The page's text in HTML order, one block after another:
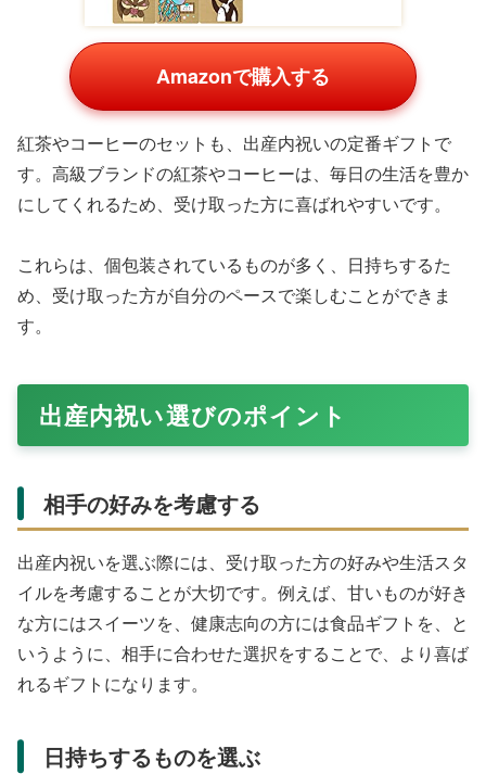
Amazonで購入する
紅茶やコーヒーのセットも、出産内祝いの定番ギフトで
す。高級ブランドの紅茶やコーヒーは、毎日の生活を豊か
にしてくれるため、受け取った方に喜ばれやすいです。
これらは、個包装されているものが多く、日持ちするた
め、受け取った方が自分のペースで楽しむことができま
す。
出産内祝い選びのポイント
相手の好みを考慮する
出産内祝いを選ぶ際には、受け取った方の好みや生活スタ
イルを考慮することが大切です。例えば、甘いものが好き
な方にはスイーツを、健康志向の方には食品ギフトを、と
いうように、相手に合わせた選択をすることで、より喜ば
れるギフトになります。
日持ちするものを選ぶ